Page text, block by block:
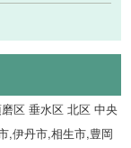
区 垂水区 北区 中央
,伊丹市,相生市,豊岡